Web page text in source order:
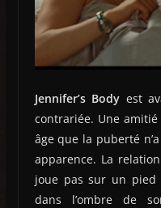
Jennifer’s Body est
contrariée. Une
âge que la puberté
apparence. La
joue pas sur un pied
dans l’ombre de